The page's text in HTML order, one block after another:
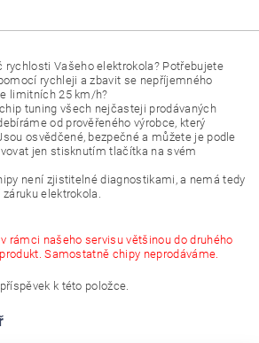
rychlosti Vašeho elektrokola? Potřebujete
rychleji a zbavit se nepříjemného
limitních 25 km/h?
tuning všech nejčasteji prodávaných
od prověřeného výrobce, který
osvědčené, bezpečné a můžete je podle
jen stisknutím tlačítka na svém
není zjistitelné diagnostikami, a nemá tedy
elektrokola.
rámci našeho servisu většinou do druhého
Samostatně chipy neprodáváme.
k této položce.